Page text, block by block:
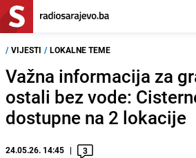
/ VIJESTI / LOKALNE TEME
Važna informacija za
ostali bez vode:
dostupne na 2 lokacije
24.05.26. 14:45 3